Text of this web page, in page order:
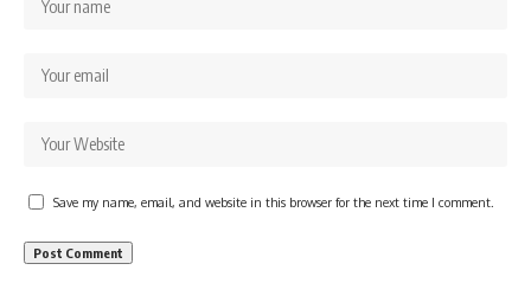
Save my name, email, and website in this browser for the next time I comment.